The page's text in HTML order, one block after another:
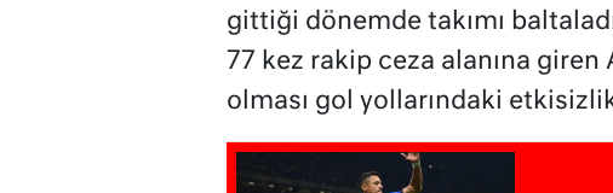
gittiği dönemde takımı
77 kez rakip ceza alanına giren
olması gol yollarındaki